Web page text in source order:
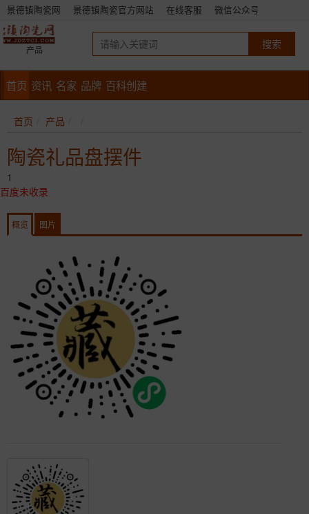
景德镇陶瓷网 景德镇陶瓷官方网站 在线客服 微信公众号
产品
首页 资讯 名家 品牌 百科创建
首页 产品
陶瓷礼品盘摆件
1
百度未收录
概览 图片